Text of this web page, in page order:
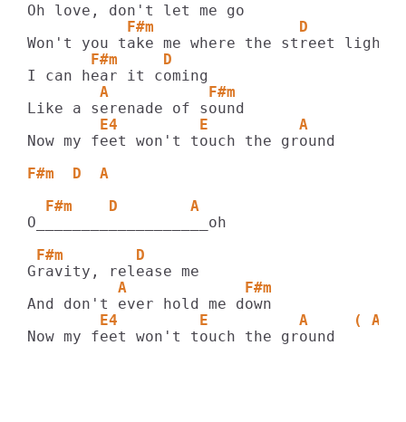
F#m                D
       F#m     D
        A           F#m
        E4         E          A
Now my feet won't touch the ground
F#m  D  A
  F#m    D        A
O___________________oh
F#m        D
          A             F#m
        E4         E          A     ( A )
Now my feet won't touch the ground